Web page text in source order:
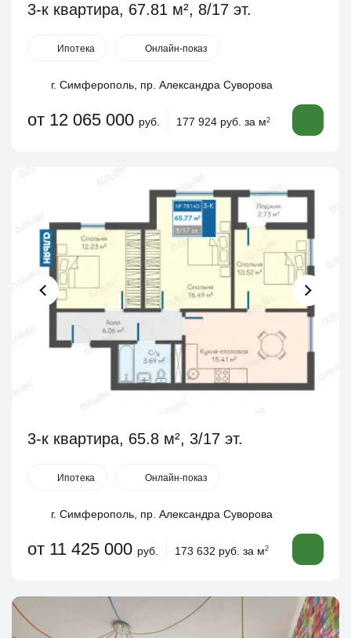
3-к квартира, 67.81 м², 8/17 эт.
Ипотека Онлайн-показ
г. Симферополь, пр. Александра Суворова
от 12 065 000 руб. 177 924 руб. за м2
3-к квартира, 65.8 м², 3/17 эт.
Ипотека Онлайн-показ
г. Симферополь, пр. Александра Суворова
от 11 425 000 руб. 173 632 руб. за м2